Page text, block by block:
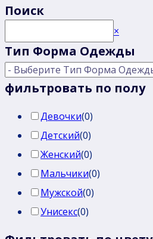
Поиск
×
Тип Форма Одежды
фильтровать по полу
Девочки(0)
Детский(0)
Женский(0)
Мальчики(0)
Мужской(0)
Унисекс(0)